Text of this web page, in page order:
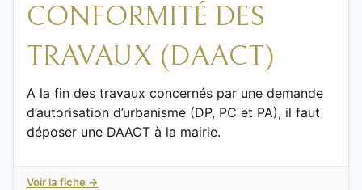
CONFORMITÉ DES
TRAVAUX (DAACT)
A la fin des travaux concernés par une demande
d’autorisation d’urbanisme (DP, PC et PA), il faut
déposer une DAACT à la mairie.
Voir la fiche →